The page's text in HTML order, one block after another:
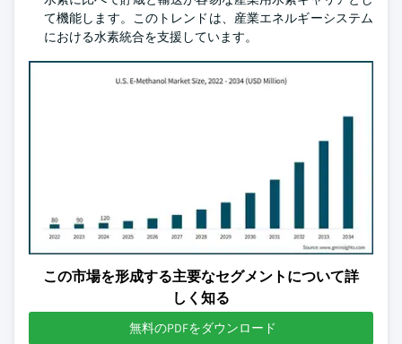
て機能します。このトレンドは、産業エネルギーシステム
における水素統合を支援しています。
この市場を形成する主要なセグメントについて詳
しく知る
無料のPDFをダウンロード